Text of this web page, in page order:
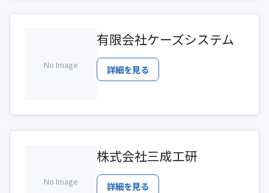
No Image
有限会社ケーズシステム
詳細を見る
No Image
株式会社三成工研
詳細を見る